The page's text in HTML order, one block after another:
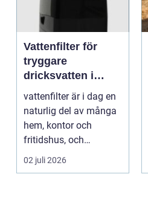
Vattenfilter för
tryggare
dricksvatten i
vardagen
vattenfilter är i dag en
naturlig del av många
hem, kontor och
fritidshus, och
intresset ökar för va...
02 juli 2026